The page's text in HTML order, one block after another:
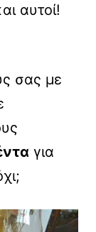
αυτοί!
σας με
για